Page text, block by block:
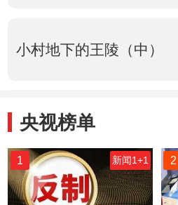
小村地下的王陵（中）
央视榜单
1 新闻1+1 2